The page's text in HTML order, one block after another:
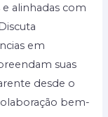
alinhadas com
em
suas
desde o
bem-